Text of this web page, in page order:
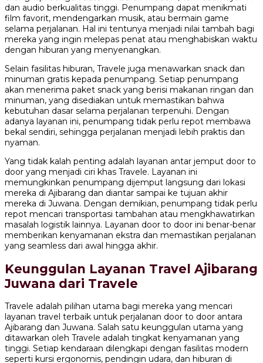
dan audio berkualitas tinggi. Penumpang dapat menikmati
film favorit, mendengarkan musik, atau bermain game
selama perjalanan. Hal ini tentunya menjadi nilai tambah bagi
mereka yang ingin melepas penat atau menghabiskan waktu
dengan hiburan yang menyenangkan.
Selain fasilitas hiburan, Travele juga menawarkan snack dan
minuman gratis kepada penumpang. Setiap penumpang
akan menerima paket snack yang berisi makanan ringan dan
minuman, yang disediakan untuk memastikan bahwa
kebutuhan dasar selama perjalanan terpenuhi. Dengan
adanya layanan ini, penumpang tidak perlu repot membawa
bekal sendiri, sehingga perjalanan menjadi lebih praktis dan
nyaman.
Yang tidak kalah penting adalah layanan antar jemput door to
door yang menjadi ciri khas Travele. Layanan ini
memungkinkan penumpang dijemput langsung dari lokasi
mereka di Ajibarang dan diantar sampai ke tujuan akhir
mereka di Juwana. Dengan demikian, penumpang tidak perlu
repot mencari transportasi tambahan atau mengkhawatirkan
masalah logistik lainnya. Layanan door to door ini benar-benar
memberikan kenyamanan ekstra dan memastikan perjalanan
yang seamless dari awal hingga akhir.
Keunggulan Layanan Travel Ajibarang
Juwana dari Travele
Travele adalah pilihan utama bagi mereka yang mencari
layanan travel terbaik untuk perjalanan door to door antara
Ajibarang dan Juwana. Salah satu keunggulan utama yang
ditawarkan oleh Travele adalah tingkat kenyamanan yang
tinggi. Setiap kendaraan dilengkapi dengan fasilitas modern
seperti kursi ergonomis, pendingin udara, dan hiburan di